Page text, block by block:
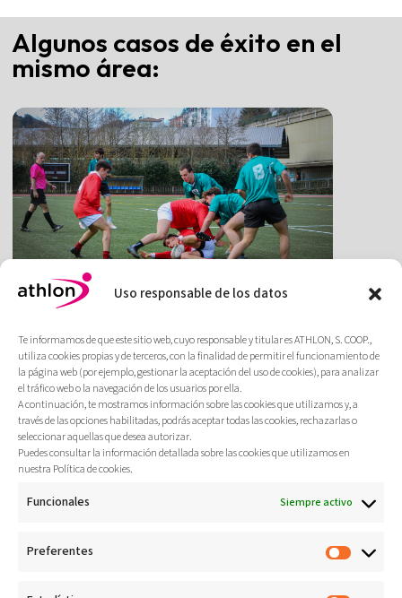
Uso responsable de los datos
Te informamos de que este sitio web, cuyo responsable y titular es ATHLON, S. COOP.,
utiliza cookies propias y de terceros, con la finalidad de permitir el funcionamiento de
la página web (por ejemplo, gestionar la aceptación del uso de cookies), para analizar
el tráfico web o la navegación de los usuarios por ella.
A continuación, te mostramos información sobre las cookies que utilizamos y, a
través de las opciones habilitadas, podrás aceptar todas las cookies, rechazarlas o
seleccionar aquellas que desea autorizar.
Puedes consultar la información detallada sobre las cookies que utilizamos en
nuestra Política de cookies.
Funcionales Siempre activo
Preferentes
Algunos casos de éxito en el
mismo área:
Mondragon Unibertsitatea: 25
años impulsando el bienestar
universitario
Cómo adaptamos la actividad física a la
identidad de cada campus de Mondragon
Unibertsitatea con un programa diverso y
flexible.
Más